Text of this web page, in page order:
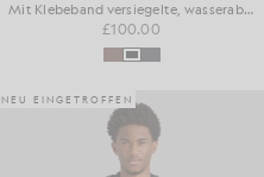
Mit Klebeband versiegelte, wasserabweisende Kapuzenjacke
£100.00
NEU EINGETROFFEN